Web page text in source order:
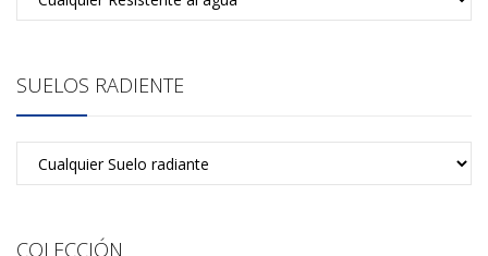
SUELOS RADIENTE
COLECCIÓN